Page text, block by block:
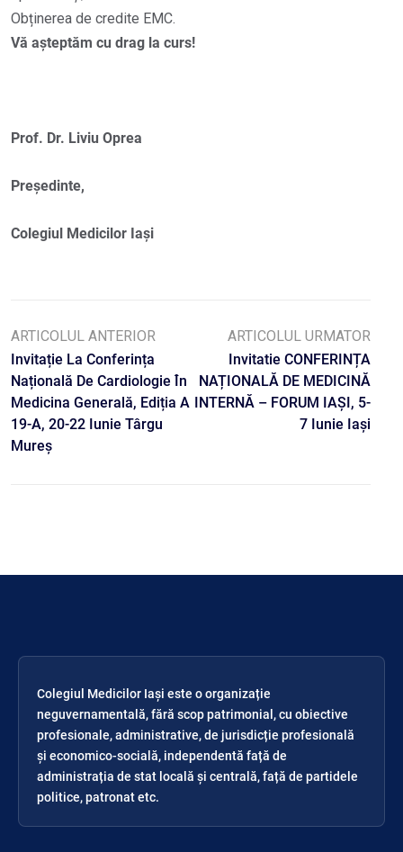
Obținerea de credite EMC.
Vă așteptăm cu drag la curs!
Prof. Dr. Liviu Oprea
Președinte,
Colegiul Medicilor Iași
ARTICOLUL ANTERIOR
Invitație La Conferința
Națională De Cardiologie În
Medicina Generală, Ediția A
19-A, 20-22 Iunie Târgu
Mureș
ARTICOLUL URMATOR
Invitatie CONFERINȚA
NAȚIONALĂ DE MEDICINĂ
INTERNĂ – FORUM IAȘI, 5-
7 Iunie Iași
Colegiul Medicilor Iași este o organizație
neguvernamentală, fără scop patrimonial, cu obiective
profesionale, administrative, de jurisdicție profesională
și economico-socială, independentă față de
administrația de stat locală și centrală, față de partidele
politice, patronat etc.